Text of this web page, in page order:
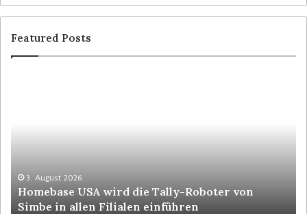
Featured Posts
3. August 2026
Homebase USA wird die Tally-Roboter von
Simbe in allen Filialen einführen